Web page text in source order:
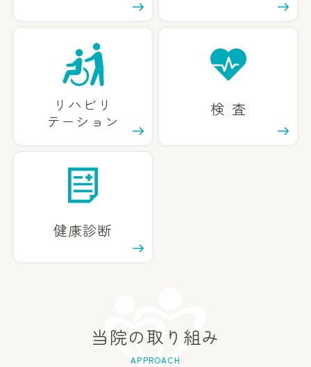
リハビリ
テーション
検査
健康診断
当院の取り組み
APPROACH